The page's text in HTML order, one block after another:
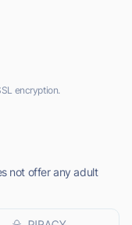
encryption.
not offer any adult